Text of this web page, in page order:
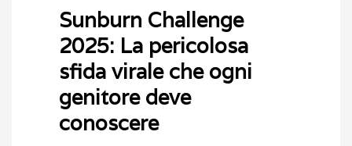
Sunburn Challenge
2025: La pericolosa
sfida virale che ogni
genitore deve
conoscere